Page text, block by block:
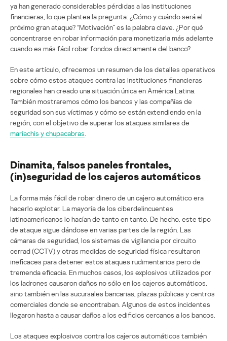
ya han generado considerables pérdidas a las instituciones
financieras, lo que plantea la pregunta: ¿Cómo y cuándo será el
próximo gran ataque? “Motivación” es la palabra clave. ¿Por qué
concentrarse en robar información para monetizarla más adelante
cuando es más fácil robar fondos directamente del banco?
En este artículo, ofrecemos un resumen de los detalles operativos
sobre cómo estos ataques contra las instituciones financieras
regionales han creado una situación única en América Latina.
También mostraremos cómo los bancos y las compañías de
seguridad son sus víctimas y cómo se están extendiendo en la
región, con el objetivo de superar los ataques similares de
mariachis y chupacabras
Dinamita, falsos paneles frontales,
(in)seguridad de los cajeros automáticos
La forma más fácil de robar dinero de un cajero automático era
hacerlo explotar. La mayoría de los ciberdelincuentes
latinoamericanos lo hacían de tanto en tanto. De hecho, este tipo
de ataque sigue dándose en varias partes de la región. Las
cámaras de seguridad, los sistemas de vigilancia por circuito
cerrad (CCTV) y otras medidas de seguridad física resultaron
ineficaces para detener estos ataques rudimentarios pero de
tremenda eficacia. En muchos casos, los explosivos utilizados por
los ladrones causaron daños no sólo en los cajeros automáticos,
sino también en las sucursales bancarias, plazas públicas y centros
comerciales donde se encontraban. Algunos de estos incidentes
llegaron hasta a causar daños a los edificios cercanos a los bancos.
Los ataques explosivos contra los cajeros automáticos también